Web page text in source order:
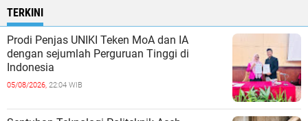
TERKINI
Prodi Penjas UNIKI Teken MoA dan IA
dengan sejumlah Perguruan Tinggi di
Indonesia
05/08/2026, 22:04 WIB